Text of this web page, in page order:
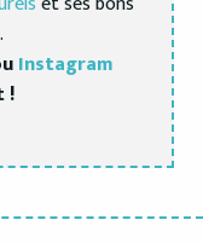
Instagram
!